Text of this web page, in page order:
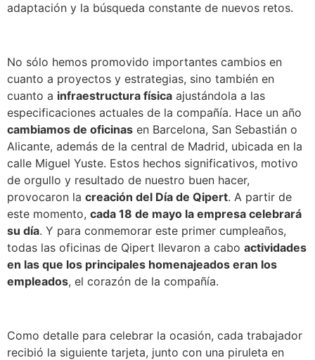
adaptación y la búsqueda constante de nuevos retos.
No sólo hemos promovido importantes cambios en
cuanto a proyectos y estrategias, sino también en
cuanto a infraestructura física ajustándola a las
especificaciones actuales de la compañía. Hace un año
cambiamos de oficinas en Barcelona, San Sebastián o
Alicante, además de la central de Madrid, ubicada en la
calle Miguel Yuste. Estos hechos significativos, motivo
de orgullo y resultado de nuestro buen hacer,
provocaron la creación del Día de Qipert. A partir de
este momento, cada 18 de mayo la empresa celebrará
su día. Y para conmemorar este primer cumpleaños,
todas las oficinas de Qipert llevaron a cabo actividades
en las que los principales homenajeados eran los
empleados, el corazón de la compañía.
Como detalle para celebrar la ocasión, cada trabajador
recibió la siguiente tarjeta, junto con una piruleta en